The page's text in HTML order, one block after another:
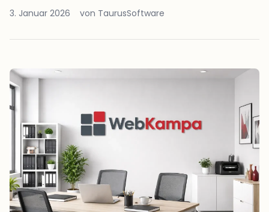
3. Januar 2026 von TaurusSoftware